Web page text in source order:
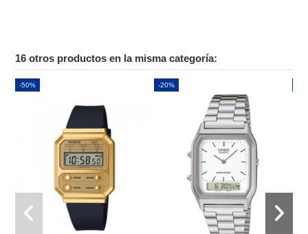
16 otros productos en la misma categoría:
-50% -20%